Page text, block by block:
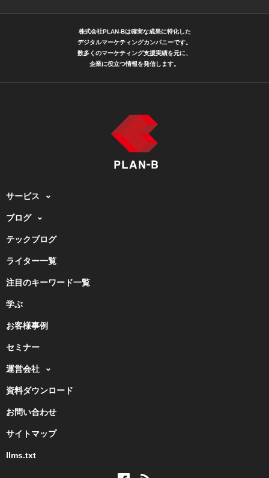
株式会社PLAN-Bは確実な成果に特化した
デジタルマーケティングカンパニーです。
数多くのマーケティング支援実績を元に、
企業に役立つ情報を発信します。
サービス
ブログ
テックブログ
ライター一覧
注目のキーワード一覧
学ぶ
お客様事例
セミナー
運営会社
資料ダウンロード
お問い合わせ
サイトマップ
llms.txt